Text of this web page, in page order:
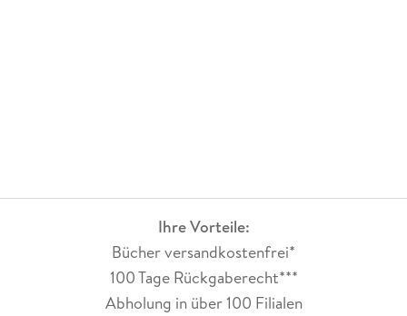
Ihre Vorteile:
Bücher versandkostenfrei*
100 Tage Rückgaberecht***
Abholung in über 100 Filialen